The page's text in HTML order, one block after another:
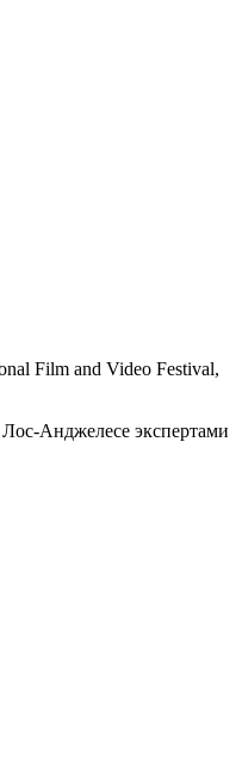
Film and Video Festival,
Анджелесе экспертами